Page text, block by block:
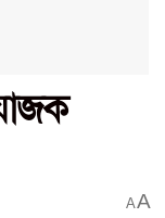
AA